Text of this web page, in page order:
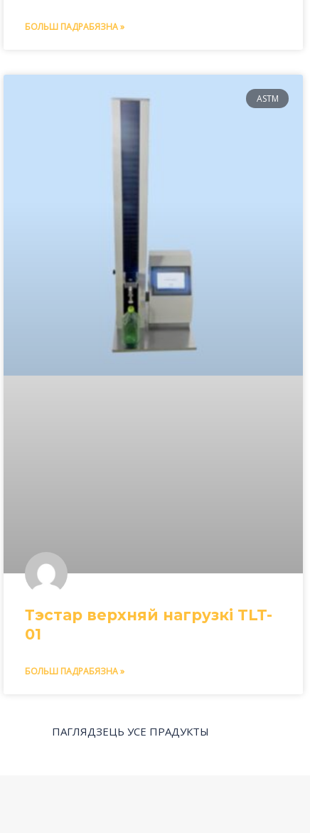
БОЛЬШ ПАДРАБЯЗНА »
ASTM
Тэстар верхняй нагрузкі TLT-
01
БОЛЬШ ПАДРАБЯЗНА »
ПАГЛЯДЗЕЦЬ УСЕ ПРАДУКТЫ